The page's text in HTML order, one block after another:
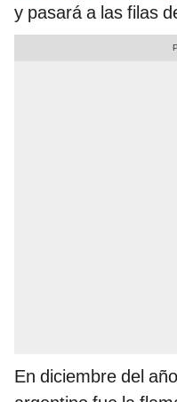
y pasará a las filas
En diciembre del